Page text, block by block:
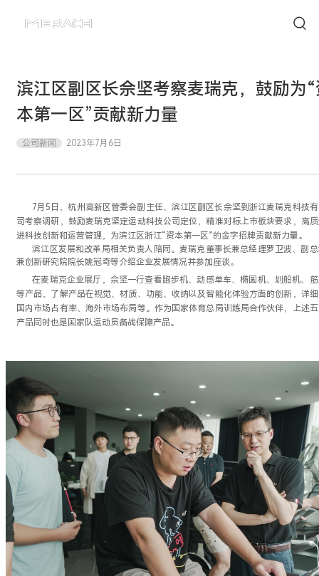
滨江区副区长佘坚考察麦瑞克，鼓励为
本第一区”贡献新力量
公司新闻 2023年7月6日
7月5日，杭州高新区管委会副主任、滨江区副区长佘坚到浙江麦瑞克科技
司考察调研，鼓励麦瑞克坚定运动科技公司定位，精准对标上市板块要求，高
进科技创新和运营管理，为滨江区浙江“资本第一区”的金字招牌贡献新力量。
滨江区发展和改革局相关负责人陪同。麦瑞克董事长兼总经理罗卫波、副
兼创新研究院院长姚冠奇等介绍企业发展情况并参加座谈。
在麦瑞克企业展厅，佘坚一行查看跑步机、动感单车、椭圆机、划船机、
等产品，了解产品在视觉、材质、功能、收纳以及智能化体验方面的创新，详
国内市场占有率、海外市场布局等。作为国家体育总局训练局合作伙伴，上述
产品同时也是国家队运动员备战保障产品。